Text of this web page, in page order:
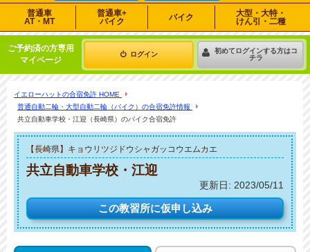
普通車
AT・MT
普通車+
バイク
バイク
大型・大特・
けん引・二種
ご予約済の方専用
マイページ
ログイン
初めてログインする方はコ
チラ
イエローハットの合宿免許 HOME
普通自動二輪・大型自動二輪（バイク）の合宿免許情報
共立自動車学校・江迎（長崎県）のバイク合宿免許
【長崎県】キョウリツジドウシャガッコウエムカエ
共立自動車学校・江迎
更新日: 2023/05/11
この教習所に仮申し込み